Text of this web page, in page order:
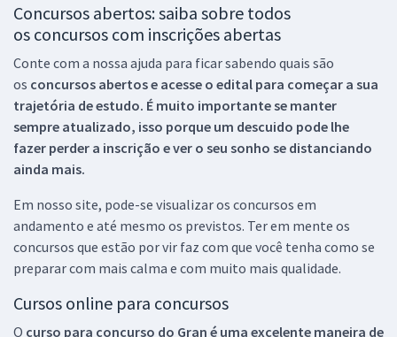
Concursos abertos: saiba sobre todos
os concursos com inscrições abertas
Conte com a nossa ajuda para ficar sabendo quais são
os concursos abertos e acesse o edital para começar a sua
trajetória de estudo. É muito importante se manter
sempre atualizado, isso porque um descuido pode lhe
fazer perder a inscrição e ver o seu sonho se distanciando
ainda mais.
Em nosso site, pode-se visualizar os concursos em
andamento e até mesmo os previstos. Ter em mente os
concursos que estão por vir faz com que você tenha como se
preparar com mais calma e com muito mais qualidade.
Cursos online para concursos
O curso para concurso do Gran é uma excelente maneira de